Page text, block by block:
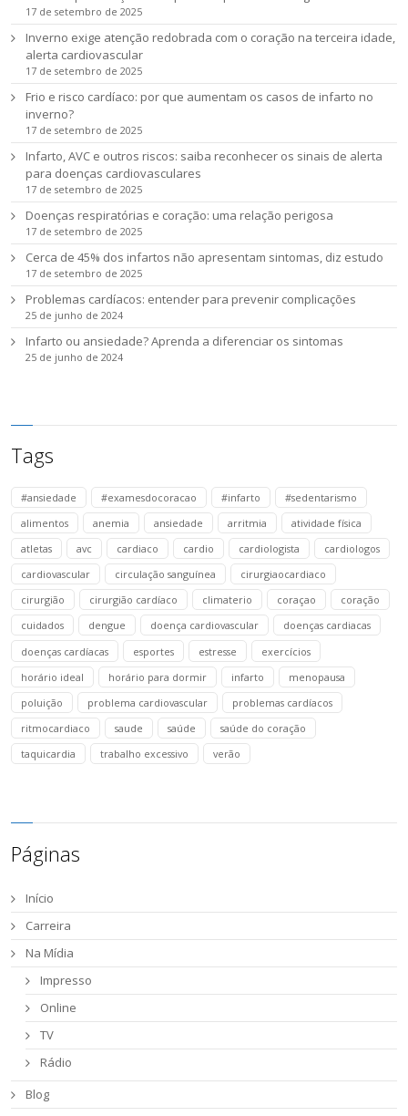
17 de setembro de 2025
Inverno exige atenção redobrada com o coração na terceira idade,
alerta cardiovascular
17 de setembro de 2025
Frio e risco cardíaco: por que aumentam os casos de infarto no
inverno?
17 de setembro de 2025
Infarto, AVC e outros riscos: saiba reconhecer os sinais de alerta
para doenças cardiovasculares
17 de setembro de 2025
Doenças respiratórias e coração: uma relação perigosa
17 de setembro de 2025
Cerca de 45% dos infartos não apresentam sintomas, diz estudo
17 de setembro de 2025
Problemas cardíacos: entender para prevenir complicações
25 de junho de 2024
Infarto ou ansiedade? Aprenda a diferenciar os sintomas
25 de junho de 2024
Tags
#ansiedade #examesdocoracao #infarto
#sedentarismo
alimentos
anemia ansiedade arritmia
atividade física
atletas
avc cardiaco cardio cardiologista
cardiologos
cardiovascular
circulação sanguínea
cirurgiaocardiaco
cirurgião
cirurgião cardíaco climaterio coraçao
coração
cuidados
dengue doença cardiovascular
doenças cardiacas
doenças cardíacas
esportes estresse
exercícios
horário ideal
horário para dormir infarto
menopausa
poluição
problema cardiovascular
problemas cardíacos
ritmocardiaco
saude saúde
saúde do coração
taquicardia
trabalho excessivo verão
Páginas
Início
Carreira
Na Mídia
Impresso
Online
TV
Rádio
Blog